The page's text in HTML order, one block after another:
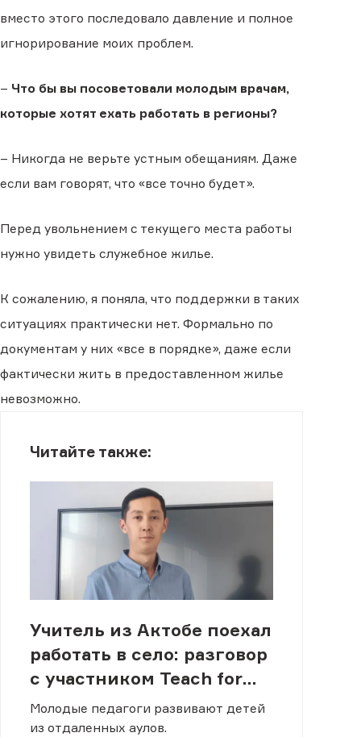
вместо этого последовало давление и полное
игнорирование моих проблем.
– Что бы вы посоветовали молодым врачам,
которые хотят ехать работать в регионы?
– Никогда не верьте устным обещаниям. Даже
если вам говорят, что «все точно будет».
Перед увольнением с текущего места работы
нужно увидеть служебное жилье.
К сожалению, я поняла, что поддержки в таких
ситуациях практически нет. Формально по
документам у них «все в порядке», даже если
фактически жить в предоставленном жилье
невозможно.
Читайте также:
Учитель из Актобе поехал
работать в село: разговор
с участником Teach for
Qazaqstan
Молодые педагоги развивают детей
из отдаленных аулов.